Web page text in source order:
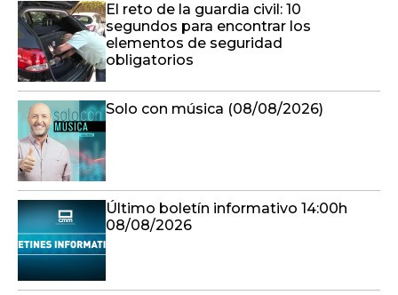
El reto de la guardia civil: 10
segundos para encontrar los
elementos de seguridad
obligatorios
Solo con música (08/08/2026)
Último boletín informativo 14:00h
08/08/2026